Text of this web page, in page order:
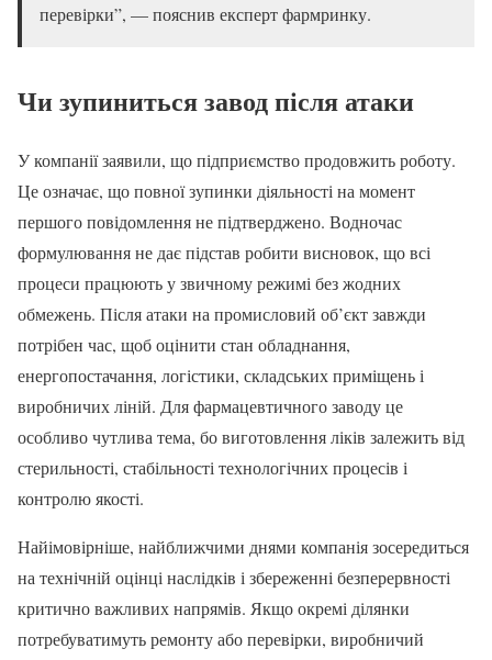
перевірки”, — пояснив експерт фармринку.
Чи зупиниться завод після атаки
У компанії заявили, що підприємство продовжить роботу.
Це означає, що повної зупинки діяльності на момент
першого повідомлення не підтверджено. Водночас
формулювання не дає підстав робити висновок, що всі
процеси працюють у звичному режимі без жодних
обмежень. Після атаки на промисловий об’єкт завжди
потрібен час, щоб оцінити стан обладнання,
енергопостачання, логістики, складських приміщень і
виробничих ліній. Для фармацевтичного заводу це
особливо чутлива тема, бо виготовлення ліків залежить від
стерильності, стабільності технологічних процесів і
контролю якості.
Найімовірніше, найближчими днями компанія зосередиться
на технічній оцінці наслідків і збереженні безперервності
критично важливих напрямів. Якщо окремі ділянки
потребуватимуть ремонту або перевірки, виробничий